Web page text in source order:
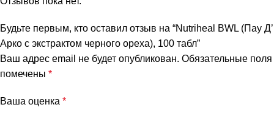
Будьте первым, кто оставил отзыв на “Nutriheal BWL (Пау Д’
Арко с экстрактом черного ореха), 100 табл”
Ваш адрес email не будет опубликован. Обязательные поля
помечены *
Ваша оценка *